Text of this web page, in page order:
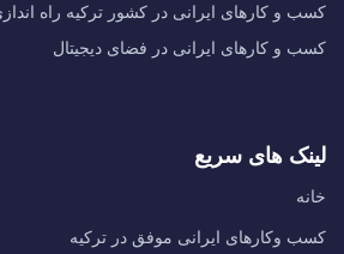
کسب و کارهای ایرانی در کشور ترکیه راه
کسب و کارهای ایرانی در فضای دیجیتال
لینک های سریع
خانه
کسب وکارهای ایرانی موفق در ترکیه